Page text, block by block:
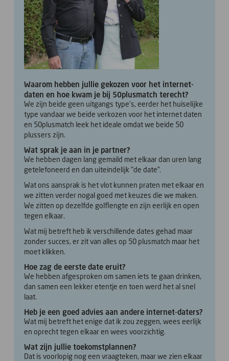
Waarom hebben jullie gekozen voor het internet-
daten en hoe kwam je bij 50plusmatch terecht?
We zijn beide geen uitgangs type's, eerder het huiselijke
type vandaar we beide verkozen voor het internet daten
en 50plusmatch leek het ideale omdat we beide 50
plussers zijn.
Wat sprak je aan in je partner?
We hebben dagen lang gemaild met elkaar dan uren lang
getelefoneerd en dan uiteindelijk "de date”.
Wat ons aansprak is het vlot kunnen praten met elkaar en
we zitten verder nogal goed met keuzes die we maken.
We zitten op dezelfde golflengte en zijn eerlijk en open
tegen elkaar.
Wat mij betreft heb ik verschillende dates gehad maar
zonder succes, er zit van alles op 50 plusmatch maar het
moet klikken.
Hoe zag de eerste date eruit?
We hebben afgesproken om samen iets te gaan drinken,
dan samen een lekker etentje en toen werd het al snel
laat.
Heb je een goed advies aan andere internet-daters?
Wat mij betreft het enige dat ik zou zeggen, wees eerlijk
en oprecht tegen elkaar en wees voorzichtig.
Wat zijn jullie toekomstplannen?
Dat is voorlopig nog een vraagteken, maar we zien elkaar